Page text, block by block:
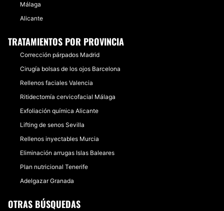
Málaga
Alicante
TRATAMIENTOS POR PROVINCIA
Corrección párpados Madrid
Cirugía bolsas de los ojos Barcelona
Rellenos faciales Valencia
Ritidectomía cervicofacial Málaga
Exfoliación química Alicante
Lifting de senos Sevilla
Rellenos inyectables Murcia
Eliminación arrugas Islas Baleares
Plan nutricional Tenerife
Adelgazar Granada
OTRAS BÚSQUEDAS